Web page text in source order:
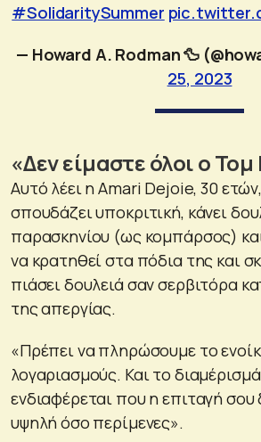
#SolidaritySummer
— Howard A. Rodman 🦆
25, 2023
«Δεν είμαστε όλοι ο
Αυτό λέει η Amari Dejoie, 30
σπουδάζει υποκριτική, κάνει
παρασκηνίου (ως κομπάρσος) και
να κρατηθεί στα πόδια της και
πιάσει δουλειά σαν σερβιτόρα
της απεργίας.
«Πρέπει να πληρώσουμε το
λογαριασμούς. Και το
ενδιαφέρεται που η επιταγή σου
υψηλή όσο περίμενες».